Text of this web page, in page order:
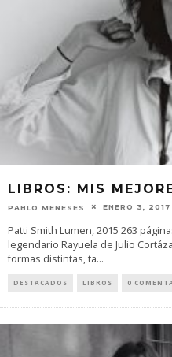
LIBROS: MIS
PABLO MENESES ENERO 3, 2017
Patti Smith Lumen, 2015 263
legendario Rayuela de Julio
formas distintas, ta...
DESTACADOS LIBROS 0